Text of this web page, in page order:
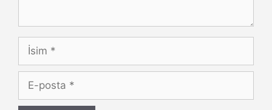
İsim
posta